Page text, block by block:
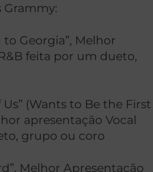
Georgia”, Melhor
feita por um dueto,
(Wants to Be the First
apresentação Vocal
grupo ou coro
Melhor Apresentação